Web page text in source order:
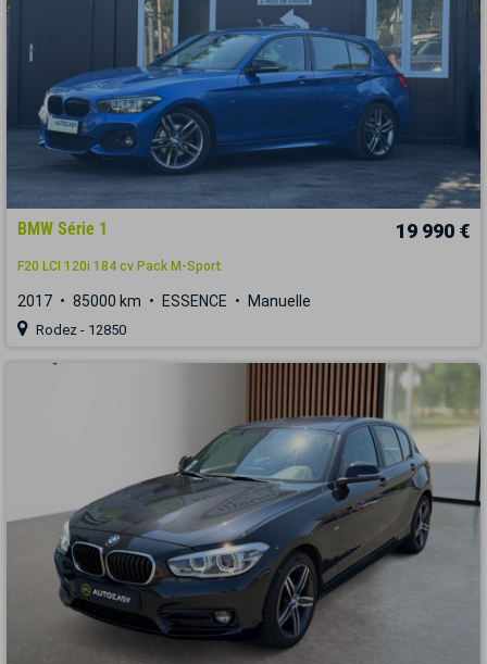
BMW Série 1 19 990 €
F20 LCI 120i 184 cv Pack M-Sport
2017 85000 km ESSENCE Manuelle
Rodez - 12850